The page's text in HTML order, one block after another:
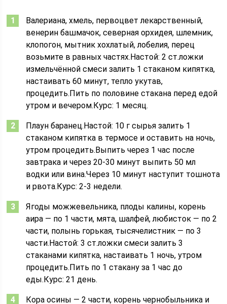
Валериана, хмель, первоцвет лекарственный,
венерин башмачок, северная орхидея, шлемник,
клопогон, мытник хохлатый, лобелия, перец
возьмите в равных частях.Настой: 2 ст.ложки
измельчённой смеси залить 1 стаканом кипятка,
настаивать 60 минут, тепло укутав,
процедить.Пить по половине стакана перед едой
утром и вечером.Курс: 1 месяц.
Плаун баранец.Настой: 10 г сырья залить 1
стаканом кипятка в термосе и оставить на ночь,
утром процедить.Выпить через 1 час после
завтрака и через 20-30 минут выпить 50 мл
водки или вина.Через 10 минут наступит тошнота
и рвота.Курс: 2-3 недели.
Ягоды можжевельника, плоды калины, корень
аира — по 1 части, мята, шалфей, любисток — по 2
части, полынь горькая, тысячелистник — по 3
части.Настой: 3 ст.ложки смеси залить 3
стаканами кипятка, настаивать 1 ночь, утром
процедить.Пить по 1 стакану за 1 час до
еды.Курс: 21 день.
Кора осины — 2 части, корень чернобыльника и